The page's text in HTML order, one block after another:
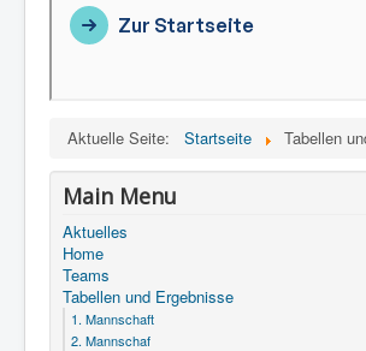
Aktuelle Seite: Startseite Tabellen
Main Menu
Aktuelles
Home
Teams
Tabellen und Ergebnisse
1. Mannschaft
2. Mannschaf